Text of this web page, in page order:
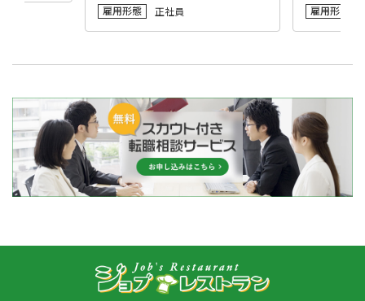
雇用形態
正社員
雇用形態